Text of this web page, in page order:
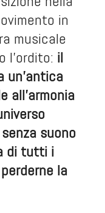
in
musicale
il
all’armonia
suono
di tutti i
la